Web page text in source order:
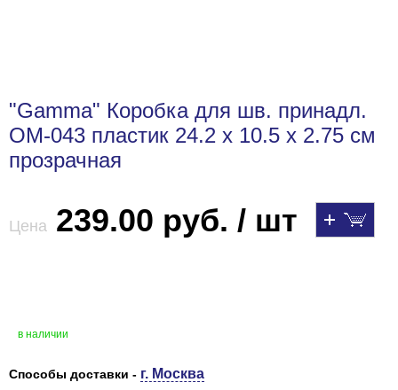
"Gamma" Коробка для шв. принадл.
ОМ-043 пластик 24.2 x 10.5 x 2.75 см
прозрачная
Цена 239.00 руб. / шт
в наличии
Способы доставки - г. Москва